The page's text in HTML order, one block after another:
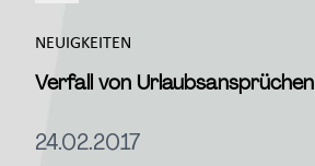
NEUIGKEITEN
Verfall von Urlaubsansprüchen
24.02.2017